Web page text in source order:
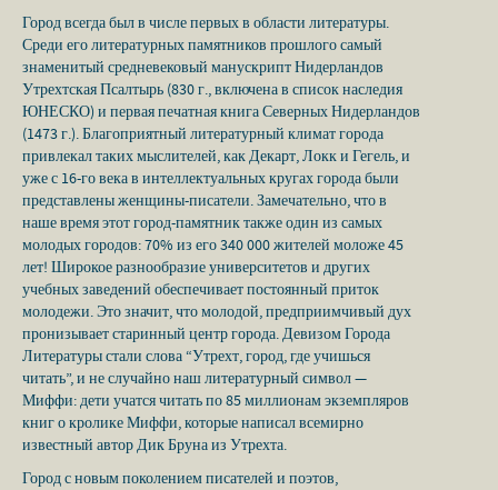
Город всегда был в числе первых в области литературы.
Среди его литературных памятников прошлого самый
знаменитый средневековый манускрипт Нидерландов
Утрехтская Псалтырь (830 г., включена в список наследия
ЮНЕСКО) и первая печатная книга Северных Нидерландов
(1473 г.). Благоприятный литературный климат города
привлекал таких мыслителей, как Декарт, Локк и Гегель, и
уже с 16-го века в интеллектуальных кругах города были
представлены женщины-писатели. Замечательно, что в
наше время этот город-памятник также один из самых
молодых городов: 70% из его 340 000 жителей моложе 45
лет! Широкое разнообразие университетов и других
учебных заведений обеспечивает постоянный приток
молодежи. Это значит, что молодой, предприимчивый дух
пронизывает старинный центр города. Девизом Города
Литературы стали слова “Утрехт, город, где учишься
читать”, и не случайно наш литературный символ —
Миффи: дети учатся читать по 85 миллионам экземпляров
книг о кролике Миффи, которые написал всемирно
известный автор Дик Бруна из Утрехта.
Город с новым поколением писателей и поэтов,